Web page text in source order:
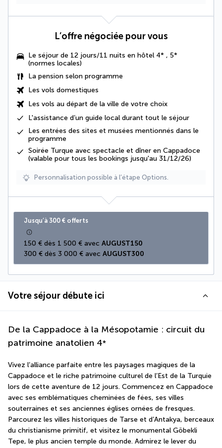
L’offre négociée pour vous
Le séjour de 12 jours/11 nuits en hôtel 4* , 5*
(normes locales)
La pension selon programme
Les vols domestiques
Les vols au départ de la ville de votre choix
L'assistance d’un guide local durant tout le séjour
Les entrées des sites et musées mentionnés dans le
programme
Soirée Turque avec spectacle et dîner en Cappadoce
(valable pour tous les bookings jusqu'au 31/12/26)
Personnalisation possible à l’étape Options.
Jusqu’à 300 € offerts
150 € dès 1 500 € avec AUGUST150
300 € dès 3 000 € avec AUGUST300
Votre séjour débute ici
De la Cappadoce à la Mésopotamie : circuit du
patrimoine anatolien 4*
Vivez l’alliance parfaite entre les paysages magiques de la
Cappadoce et le riche patrimoine culturel de l’Est de la Turquie
lors de cette aventure de 12 jours. Commencez en Cappadoce
avec ses emblématiques cheminées de fées, ses villes
souterraines et ses anciennes églises ornées de fresques.
Parcourez les villes historiques de Tarse et d’Antakya, berceaux
du christianisme primitif, et visitez le monumental Göbekli
Tepe, le plus ancien temple du monde. Admirez le lever du